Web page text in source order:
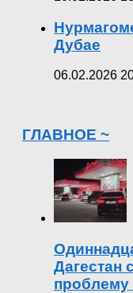
Дубае
06.02.2026
ГЛАВНОЕ ~
Дагестан
проблему